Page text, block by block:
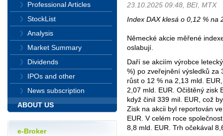
23.10.2025 09:48, BEI, MTX
Index DAX klesá o 0,12 % na
Německé akcie měřené
oslabují.
Daří se akciím výrobce
%) po zveřejnění výsledků za
růst o 12 % na 2,13 mld.
2,07 mld. EUR. Očištěný zisk
když činil 339 mil. EUR, což
Zisk na akcii byl reportován
EUR. V celém roce
8,8 mld. EUR. Trh očekával
Professional Articles
StockList
Analysis
Market Summary
Dividends
IPOs and other
News subscription
ABOUT US
e-Broker